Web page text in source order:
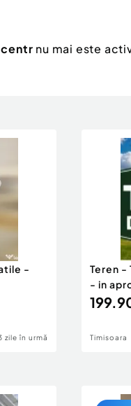
centr nu mai este
-
zile în urmă
Teren -
- in
Timisoara